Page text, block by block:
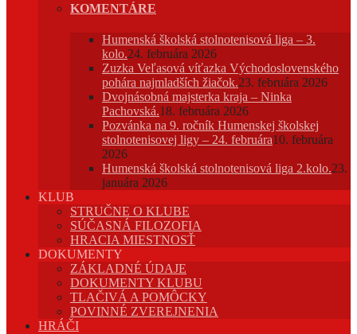
KOMENTÁRE
Humenská školská stolnotenisová liga – 3.
kolo.24. februára 2026
Zuzka Veľasová víťazka Východoslovenského
pohára najmladších žiačok.23. februára 2026
Dvojnásobná majsterka kraja – Ninka
Pachovská.18. februára 2026
Pozvánka na 9. ročník Humenskej školskej
stolnotenisovej ligy – 24. februára10. februára
2026
Humenská školská stolnotenisová liga 2.kolo.23.
januára 2026
KLUB
STRUČNE O KLUBE
SÚČASNÁ FILOZOFIA
HRACIA MIESTNOSŤ
DOKUMENTY
ZÁKLADNÉ ÚDAJE
DOKUMENTY KLUBU
TLAČIVÁ A POMÔCKY
POVINNÉ ZVEREJNENIA
HRÁČI